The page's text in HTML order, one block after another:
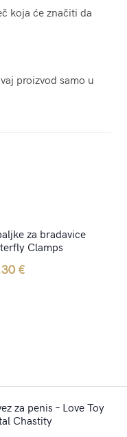
koja će značiti da
proizvod samo u
za bradavice
Clamps
€
za penis – Love Toy
Chastity